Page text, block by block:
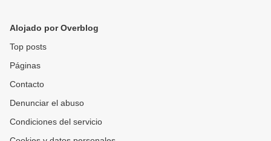
Alojado por Overblog
Top posts
Páginas
Contacto
Denunciar el abuso
Condiciones del servicio